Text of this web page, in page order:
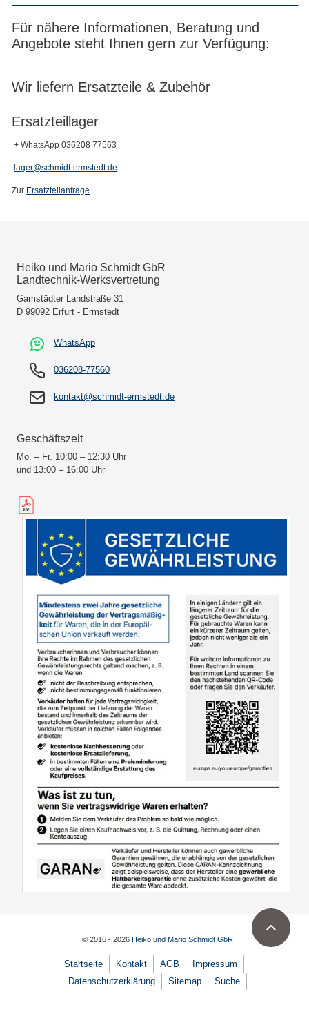
Für nähere Informationen, Beratung und
Angebote steht Ihnen gern zur Verfügung:
Wir liefern Ersatzteile & Zubehör
Ersatzteillager
+ WhatsApp 036208 77563
lager@schmidt-ermstedt.de
Zur Ersatzteilanfrage
Heiko und Mario Schmidt GbR
Landtechnik-Werksvertretung
Gamstädter Landstraße 31
D 99092 Erfurt - Ermstedt
WhatsApp
036208-77560
kontakt@schmidt-ermstedt.de
Geschäftszeit
Mo. – Fr. 10:00 – 12:30 Uhr
und 13:00 – 16:00 Uhr
© 2016 - 2026 Heiko und Mario Schmidt GbR
Startseite Kontakt AGB
Impressum
Datenschutzerklärung
Sitemap Suche